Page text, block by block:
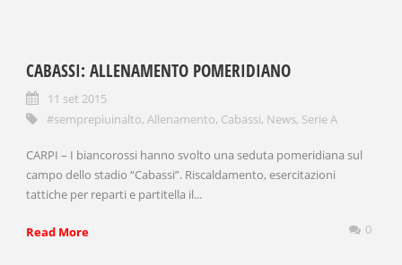
CABASSI: ALLENAMENTO POMERIDIANO
11 set 2015
#semprepiuinalto, Allenamento, Cabassi, News, Serie A
CARPI – I biancorossi hanno svolto una seduta pomeridiana sul
campo dello stadio “Cabassi”. Riscaldamento, esercitazioni
tattiche per reparti e partitella il...
Read More 0